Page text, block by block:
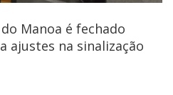
Manoa é fechado
ajustes na sinalização